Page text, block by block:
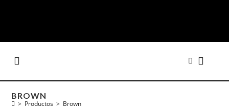
BROWN
> Productos > Brown